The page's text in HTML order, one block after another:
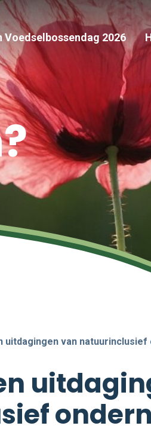
Voedselbossendag 2026
uitdagingen van natuurinclusief